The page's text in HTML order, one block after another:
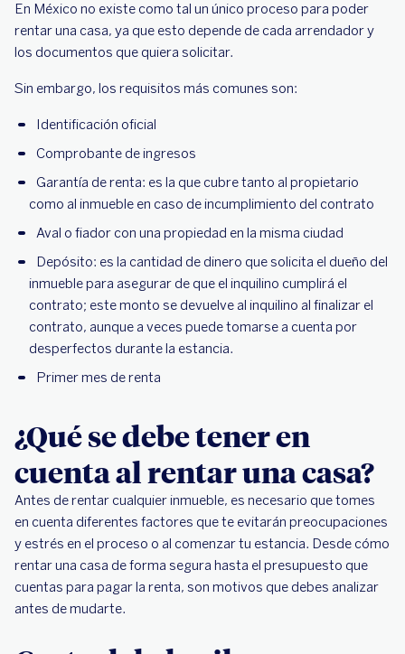
En México no existe como tal un único proceso para poder
rentar una casa, ya que esto depende de cada arrendador y
los documentos que quiera solicitar.
Sin embargo, los requisitos más comunes son:
Identificación oficial
Comprobante de ingresos
Garantía de renta: es la que cubre tanto al propietario
como al inmueble en caso de incumplimiento del contrato
Aval o fiador con una propiedad en la misma ciudad
Depósito: es la cantidad de dinero que solicita el dueño del
inmueble para asegurar de que el inquilino cumplirá el
contrato; este monto se devuelve al inquilino al finalizar el
contrato, aunque a veces puede tomarse a cuenta por
desperfectos durante la estancia.
Primer mes de renta
¿Qué se debe tener en
cuenta al rentar una casa?
Antes de rentar cualquier inmueble, es necesario que tomes
en cuenta diferentes factores que te evitarán preocupaciones
y estrés en el proceso o al comenzar tu estancia. Desde cómo
rentar una casa de forma segura hasta el presupuesto que
cuentas para pagar la renta, son motivos que debes analizar
antes de mudarte.